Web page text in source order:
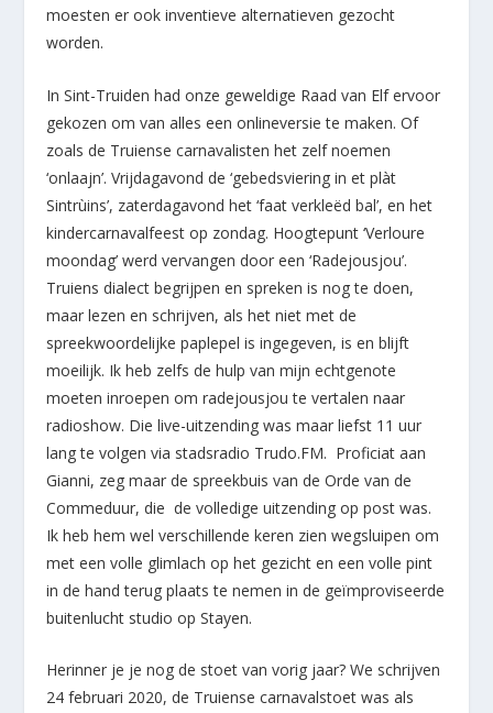
moesten er ook inventieve alternatieven gezocht
worden.
In Sint-Truiden had onze geweldige Raad van Elf ervoor
gekozen om van alles een onlineversie te maken. Of
zoals de Truiense carnavalisten het zelf noemen
‘onlaajn’. Vrijdagavond de ‘gebedsviering in et plàt
Sintrùins’, zaterdagavond het ‘faat verkleëd bal’, en het
kindercarnavalfeest op zondag. Hoogtepunt ‘Verloure
moondag’ werd vervangen door een ‘Radejousjou’.
Truiens dialect begrijpen en spreken is nog te doen,
maar lezen en schrijven, als het niet met de
spreekwoordelijke paplepel is ingegeven, is en blijft
moeilijk. Ik heb zelfs de hulp van mijn echtgenote
moeten inroepen om radejousjou te vertalen naar
radioshow. Die live-uitzending was maar liefst 11 uur
lang te volgen via stadsradio Trudo.FM. Proficiat aan
Gianni, zeg maar de spreekbuis van de Orde van de
Commeduur, die de volledige uitzending op post was.
Ik heb hem wel verschillende keren zien wegsluipen om
met een volle glimlach op het gezicht en een volle pint
in de hand terug plaats te nemen in de geïmproviseerde
buitenlucht studio op Stayen.
Herinner je je nog de stoet van vorig jaar? We schrijven
24 februari 2020, de Truiense carnavalstoet was als